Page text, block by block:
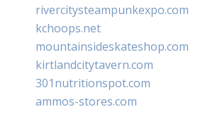
rivercitysteampunkexpo.com
kchoops.net
mountainsideskateshop.com
kirtlandcitytavern.com
301nutritionspot.com
ammos-stores.com